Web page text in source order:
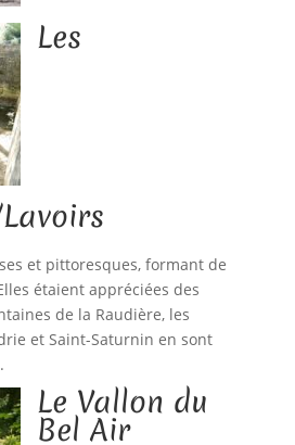
Les
et pittoresques, formant de
étaient appréciées des
de la Raudière, les
et Saint-Saturnin en sont
Le Vallon du
Bel Air